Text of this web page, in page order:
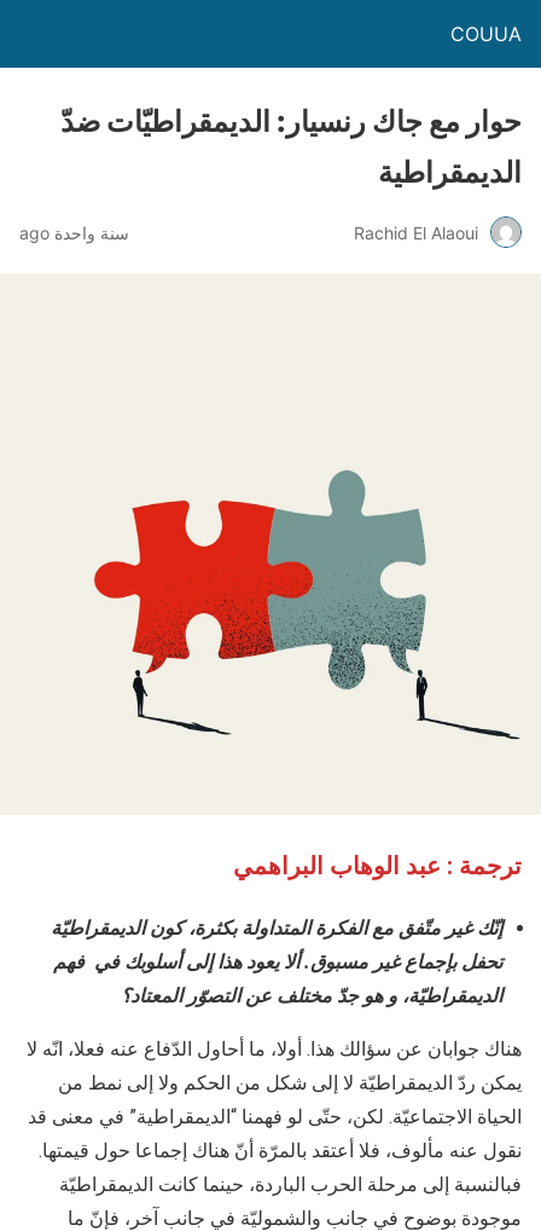
COUUA
حوار مع جاك رنسيار: الديمقراطيّات ضدّ
الديمقراطية
Rachid El Alaoui سنة واحدة ago
ترجمة : عبد الوهاب البراهمي
إنّك غير متّفق مع الفكرة المتداولة بكثرة، كون الديمقراطيّة
تحفل بإجماع غير مسبوق. ألا يعود هذا إلى أسلوبك في فهم
الديمقراطيّة، و هو جدّ مختلف عن التصوّر المعتاد؟
هناك جوابان عن سؤالك هذا. أولا، ما أحاول الدّفاع عنه فعلا، انّه لا
يمكن ردّ الديمقراطيّة لا إلى شكل من الحكم ولا إلى نمط من
الحياة الاجتماعيّة. لكن، حتّى لو فهمنا “الديمقراطية” في معنى قد
نقول عنه مألوف، فلا أعتقد بالمرّة أنّ هناك إجماعا حول قيمتها.
فبالنسبة إلى مرحلة الحرب الباردة، حينما كانت الديمقراطيّة
موجودة بوضوح في جانب والشموليّة في جانب آخر، فإنّ ما